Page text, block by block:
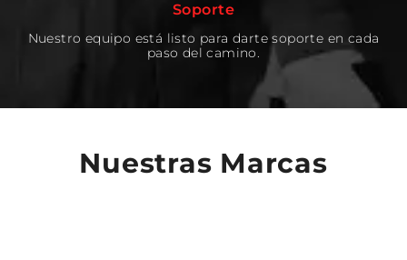
Soporte
Nuestro equipo está listo para darte soporte en cada
paso del camino.
Nuestras Marcas